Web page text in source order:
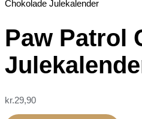
Chokolade Julekalender
Paw Patrol
kr.29,90